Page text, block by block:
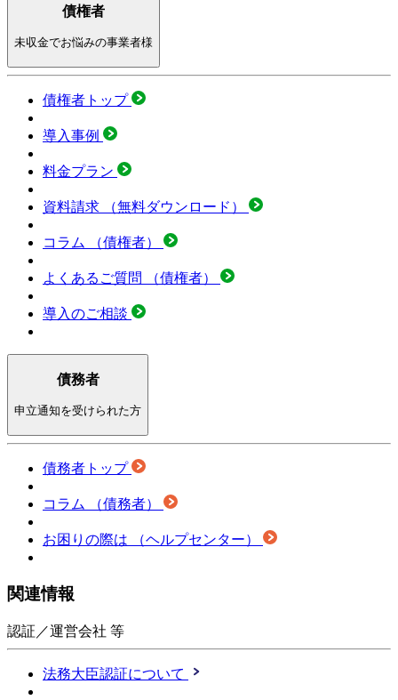
債権者
未収金でお悩みの事業者様
債権者トップ
導入事例
料金プラン
資料請求 （無料ダウンロード）
コラム （債権者）
よくあるご質問 （債権者）
導入のご相談
債務者
申立通知を受けられた方
債務者トップ
コラム （債務者）
お困りの際は （ヘルプセンター）
関連情報
認証／運営会社 等
法務大臣認証について